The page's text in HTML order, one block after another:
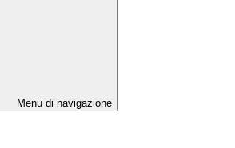
Menu di navigazione